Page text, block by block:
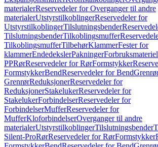
materialerReservedeler for Overganger til andre
materialerUtstyrstilkoblingerReservedeler for
UtstyrstilkoblingerTilslutningsbender
TilslutningsbenderTilkoblingsmuffer
TilkoblingsmufferTilbehørKlammerFester for
klammerEndedekslerPakninger
PPRørReservedeler for RørFormstykker
FormstykkerBendReservedeler for Bend
GrenrørReduksjonerReservedeler for
ReduksjonerStakelukerReservedeler for
StakelukerForbindelserReservedeler for
ForbindelserMufferReservedeler for
MufferKloforbindelserOverganger til andre
materialerUtstyrstilkoblingerTilslutningsbender
Silent-ProRørReservedeler for RørFormstykker